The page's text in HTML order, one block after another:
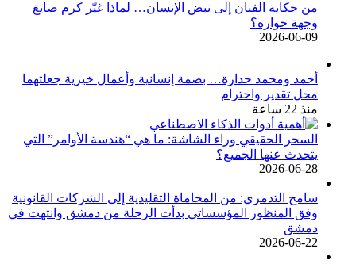
من حكاية الفنان إلى نبض الإنسان… لماذا غيّر كرم صايغ
وجهة حواره؟
2026-06-09
أحمد ومحمد حدارة… بصمة إنسانية وأعمال خيرية جعلتهما
محل تقدير واحترام
منذ 22 ساعة
السحر الحقيقي وراء الشاشة: ما هي “هندسة الأوامر” التي
يتحدث عنها الجميع؟
2026-06-28
سامح التدمري: من المحاماة التقليدية إلى الشركات القانونية
وفق المنظور المؤسساتي بدأت الرحلة من دمشق وانتهت في
دمشق
2026-06-22